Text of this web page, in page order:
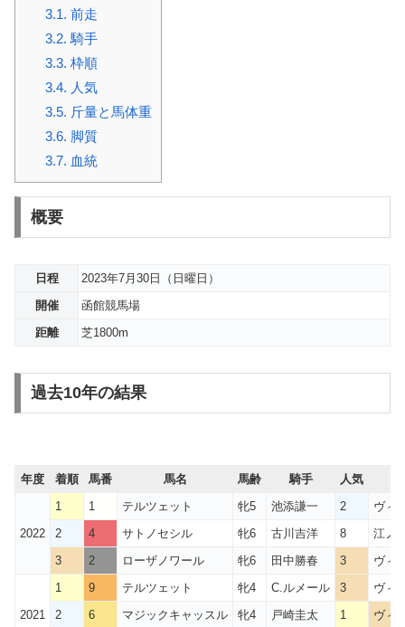
3.1. 前走
3.2. 騎手
3.3. 枠順
3.4. 人気
3.5. 斤量と馬体重
3.6. 脚質
3.7. 血統
概要
日程
2023年7月30日（日曜日）
開催
函館競馬場
距離
芝1800m
過去10年の結果
年度 着順 馬番 馬名 馬齢 騎手 人気
2022
1 1 テルツェット 牝5 池添謙一 2
ヴィ
2
4 サトノセシル 牝6 古川吉洋 8
江ノ
3
2 ローザノワール 牝6 田中勝春 3 ヴィ
2021
1 9 テルツェット 牝4 C.ルメール 3
ヴィ
2
6 マジックキャッスル 牝4 戸崎圭太 1
ヴィ